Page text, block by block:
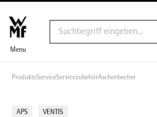
Menu
ProdukteServiceServicezubehörAschenbecher
APS VENTIS